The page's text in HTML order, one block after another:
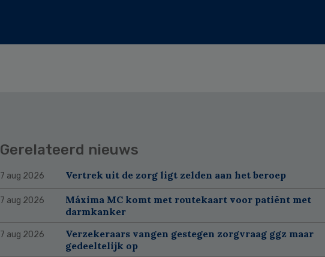
Gerelateerd nieuws
7 aug 2026 Vertrek uit de zorg ligt zelden aan het beroep
7 aug 2026
Máxima MC komt met routekaart voor patiënt met
darmkanker
7 aug 2026
Verzekeraars vangen gestegen zorgvraag ggz maar
gedeeltelijk op